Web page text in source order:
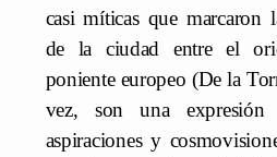
casi míticas que marcaron
de la ciudad entre el
poniente europeo (De la
vez, son una
aspiraciones y